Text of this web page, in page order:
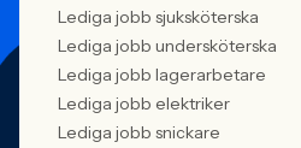
Lediga jobb sjuksköterska
Lediga jobb undersköterska
Lediga jobb lagerarbetare
Lediga jobb elektriker
Lediga jobb snickare